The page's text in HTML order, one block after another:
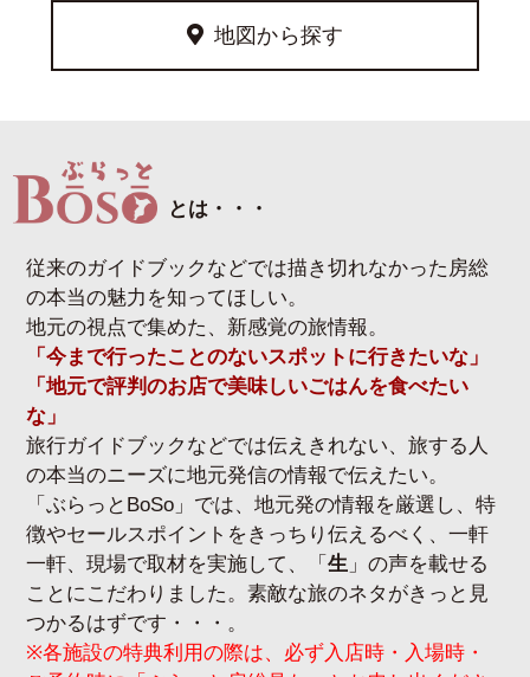
地図から探す
とは・・・
従来のガイドブックなどでは描き切れなかった房総
の本当の魅力を知ってほしい。
地元の視点で集めた、新感覚の旅情報。
「今まで行ったことのないスポットに行きたいな」
「地元で評判のお店で美味しいごはんを食べたい
な」
旅行ガイドブックなどでは伝えきれない、旅する人
の本当のニーズに地元発信の情報で伝えたい。
「ぶらっとBoSo」では、地元発の情報を厳選し、特
徴やセールスポイントをきっちり伝えるべく、一軒
一軒、現場で取材を実施して、「 生」の声を載せる
ことにこだわりました。素敵な旅のネタがきっと見
つかるはずです・・・。
※各施設の特典利用の際は、必ず入店時・入場時・